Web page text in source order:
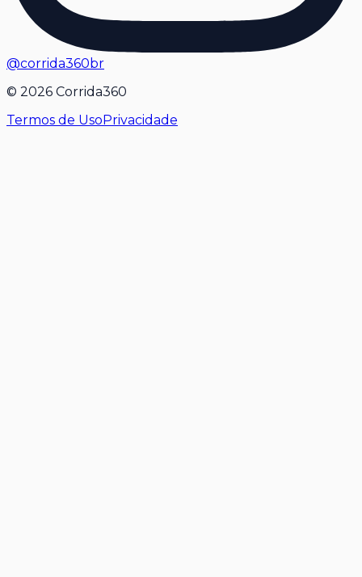
@corrida360br
© 2026 Corrida360
Termos de Uso Privacidade